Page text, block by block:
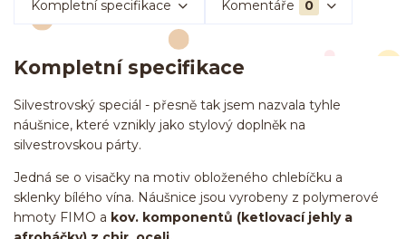
Kompletní specifikace Komentáře 0
Kompletní specifikace
Silvestrovský speciál - přesně tak jsem nazvala tyhle
náušnice, které vznikly jako stylový doplněk na
silvestrovskou párty.
Jedná se o visačky na motiv obloženého chlebíčku a
sklenky bílého vína. Náušnice jsou vyrobeny z polymerové
hmoty FIMO a kov. komponentů (ketlovací jehly a